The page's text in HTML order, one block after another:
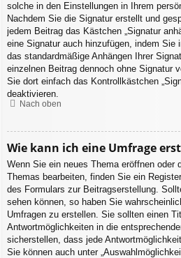
solche in den Einstellungen in Ihrem
Nachdem Sie die Signatur erstellt und
jedem Beitrag das Kästchen „Signatur
eine Signatur auch hinzufügen, indem Sie
das standardmäßige Anhängen Ihrer
einzelnen Beitrag dennoch ohne Signatur
Sie dort einfach das Kontrollkästchen
deaktivieren.
Nach oben
Wie kann ich eine Umfrage
Wenn Sie ein neues Thema eröffnen oder
Themas bearbeiten, finden Sie ein
des Formulars zur Beitragserstellung.
sehen können, so haben Sie
Umfragen zu erstellen. Sie sollten einen
Antwortmöglichkeiten in die
sicherstellen, dass jede
Sie können auch unter